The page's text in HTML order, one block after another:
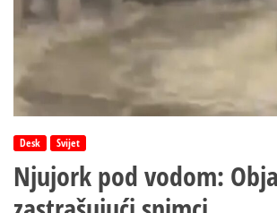
Desk Svijet
Njujork pod vodom: